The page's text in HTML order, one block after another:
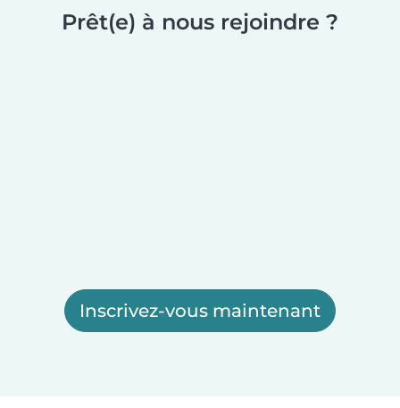
Prêt(e) à nous rejoindre ?
Inscrivez-vous maintenant